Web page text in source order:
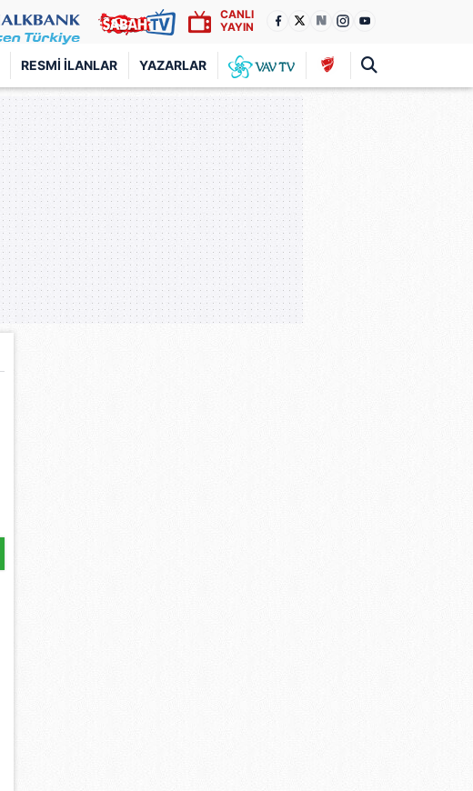
CANLI
YAYIN
RESMI İLANLAR YAZARLAR